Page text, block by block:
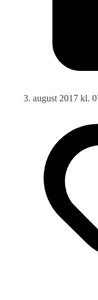
3. august 2017 kl.